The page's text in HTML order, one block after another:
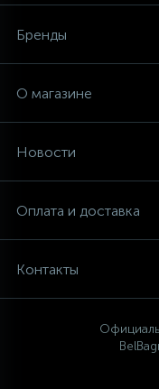
Бренды
О магазине
Новости
Оплата и доставка
Контакты